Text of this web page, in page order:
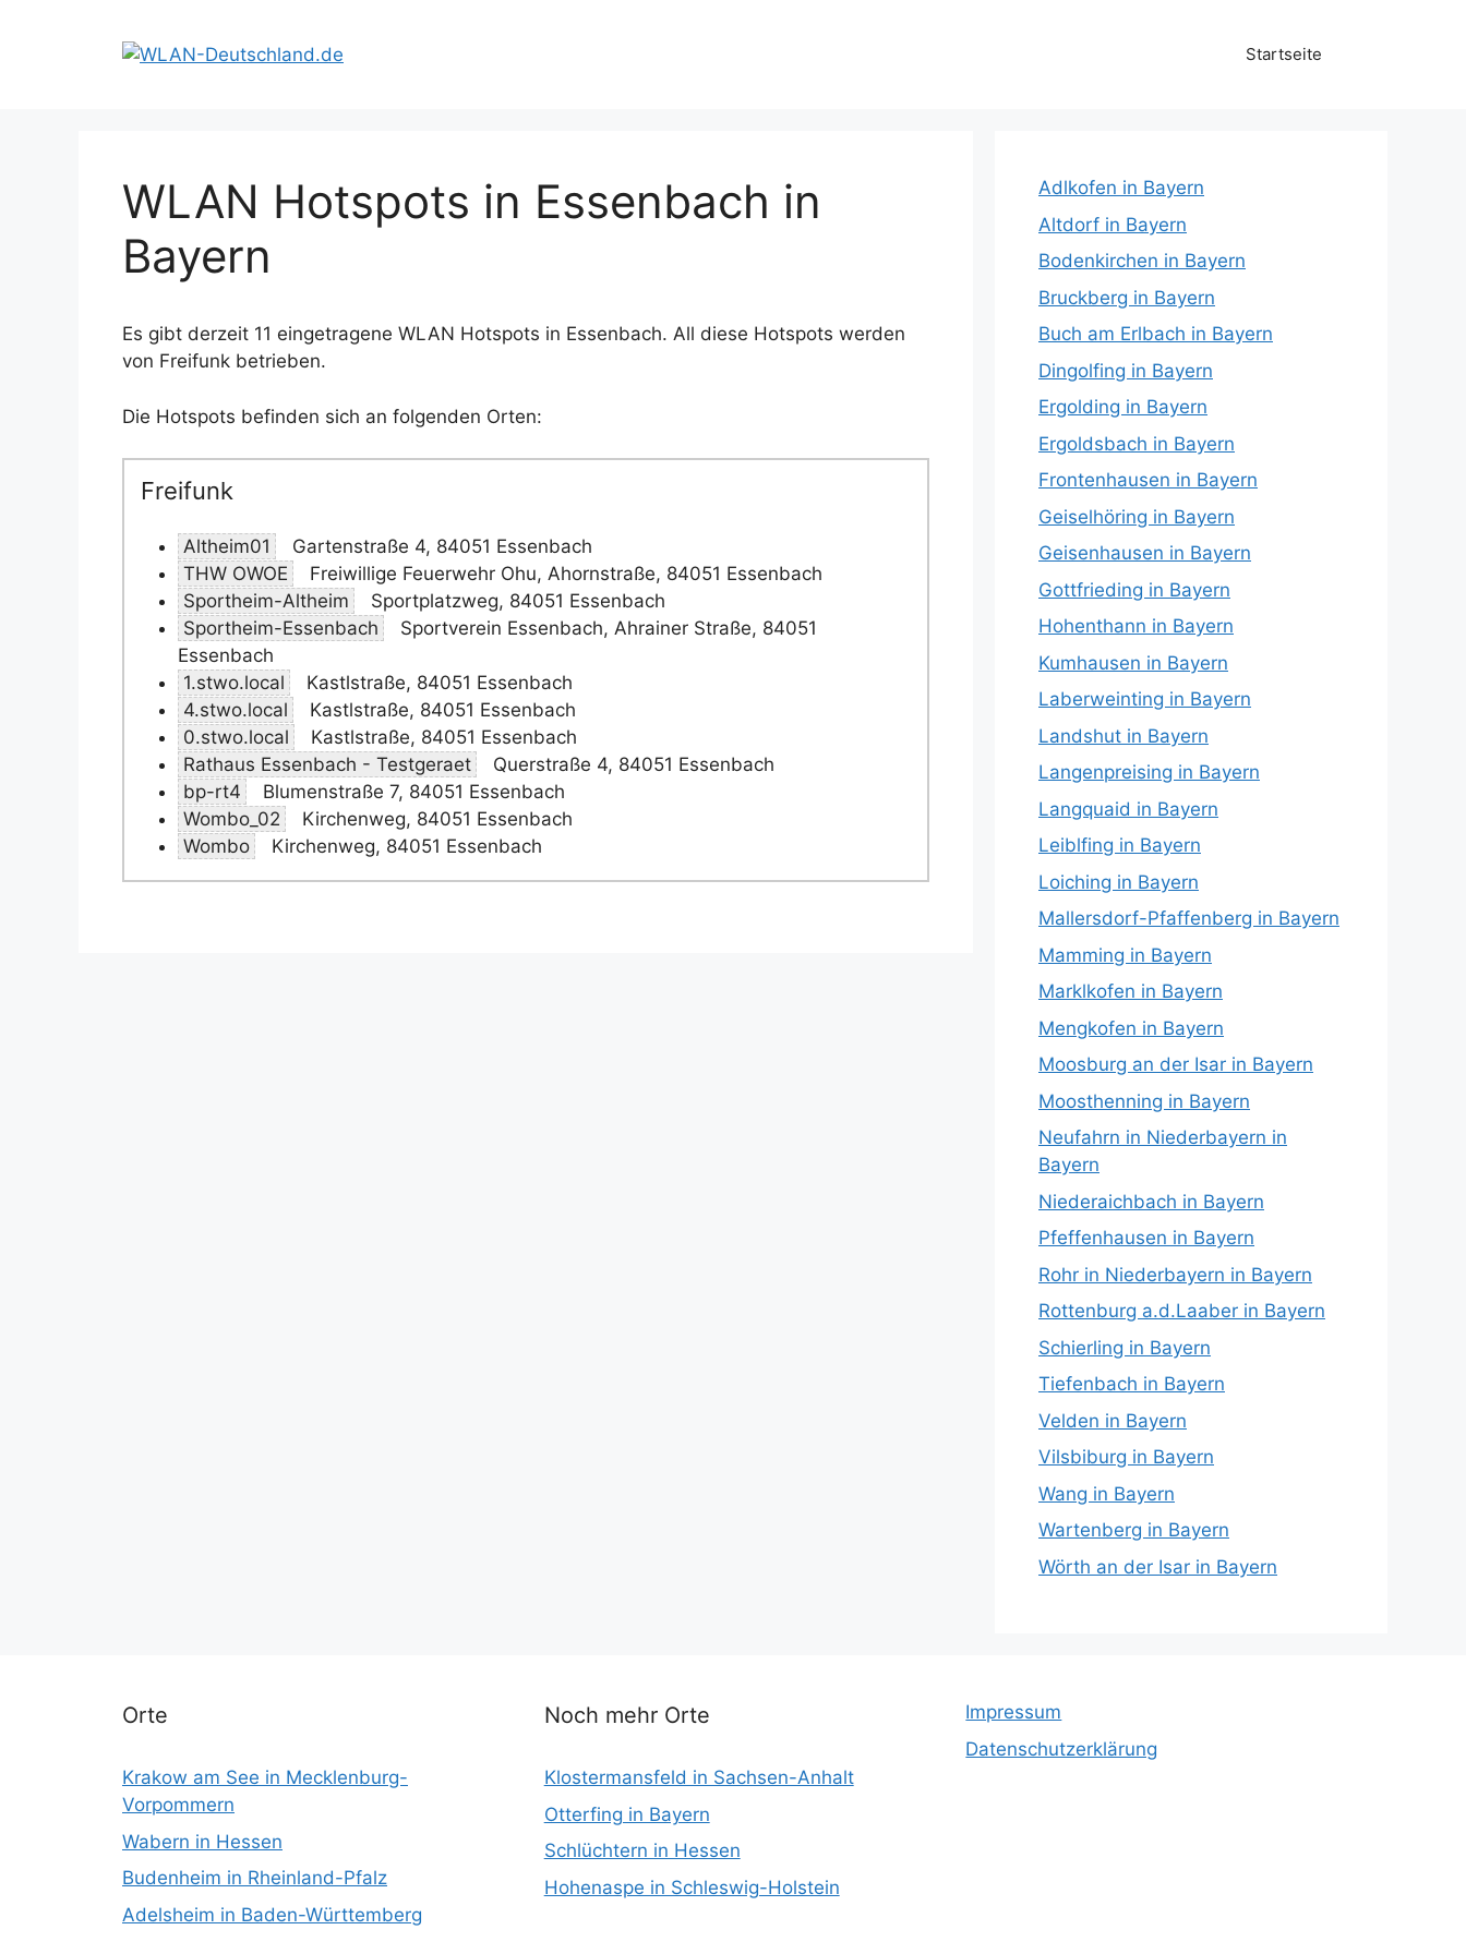
Startseite
WLAN Hotspots in Essenbach in
Bayern
Es gibt derzeit 11 eingetragene WLAN Hotspots in Essenbach. All diese Hotspots werden
von Freifunk betrieben.
Die Hotspots befinden sich an folgenden Orten:
Freifunk
Altheim01
Gartenstraße 4, 84051 Essenbach
THW OWOE
Freiwillige Feuerwehr Ohu, Ahornstraße, 84051 Essenbach
Sportheim-Altheim
Sportplatzweg, 84051 Essenbach
Sportheim-Essenbach
Sportverein Essenbach, Ahrainer Straße, 84051
Essenbach
1.stwo.local
Kastlstraße, 84051 Essenbach
4.stwo.local
Kastlstraße, 84051 Essenbach
0.stwo.local
Kastlstraße, 84051 Essenbach
Rathaus Essenbach - Testgeraet
Querstraße 4, 84051 Essenbach
bp-rt4
Blumenstraße 7, 84051 Essenbach
Wombo_02
Kirchenweg, 84051 Essenbach
Wombo
Kirchenweg, 84051 Essenbach
Adlkofen in Bayern
Altdorf in Bayern
Bodenkirchen in Bayern
Bruckberg in Bayern
Buch am Erlbach in Bayern
Dingolfing in Bayern
Ergolding in Bayern
Ergoldsbach in Bayern
Frontenhausen in Bayern
Geiselhöring in Bayern
Geisenhausen in Bayern
Gottfrieding in Bayern
Hohenthann in Bayern
Kumhausen in Bayern
Laberweinting in Bayern
Landshut in Bayern
Langenpreising in Bayern
Langquaid in Bayern
Leiblfing in Bayern
Loiching in Bayern
Mallersdorf-Pfaffenberg in Bayern
Mamming in Bayern
Marklkofen in Bayern
Mengkofen in Bayern
Moosburg an der Isar in Bayern
Moosthenning in Bayern
Neufahrn in Niederbayern in
Bayern
Niederaichbach in Bayern
Pfeffenhausen in Bayern
Rohr in Niederbayern in Bayern
Rottenburg a.d.Laaber in Bayern
Schierling in Bayern
Tiefenbach in Bayern
Velden in Bayern
Vilsbiburg in Bayern
Wang in Bayern
Wartenberg in Bayern
Wörth an der Isar in Bayern
Orte
Krakow am See in Mecklenburg-
Vorpommern
Wabern in Hessen
Budenheim in Rheinland-Pfalz
Adelsheim in Baden-Württemberg
Noch mehr Orte
Klostermansfeld in Sachsen-Anhalt
Otterfing in Bayern
Schlüchtern in Hessen
Hohenaspe in Schleswig-Holstein
Impressum
Datenschutzerklärung